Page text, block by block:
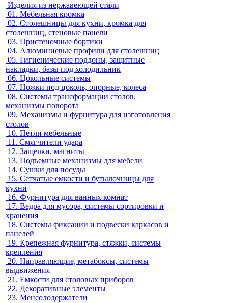
Изделия из нержавеющей стали
01. Мебельная кромка
02. Столешницы для кухни, кромка для
столешниц, стеновые панели
03. Пристеночные бортики
04. Алюминиевые профили для столешниц
05. Гигиенические поддоны, защитные
накладки, базы под холодильник
06. Цокольные системы
07. Ножки под цоколь, опорные, колеса
08. Системы трансформации столов,
механизмы поворота
09. Механизмы и фурнитура для изготовления
столов
10. Петли мебельные
11. Смягчители удара
12. Защелки, магниты
13. Подъемные механизмы для мебели
14. Сушки для посуды
15. Сетчатые емкости и бутылочницы для
кухни
16. Фурнитура для ванных комнат
17. Ведра для мусора, системы сортировки и
хранения
18. Системы фиксации и подвески каркасов и
панелей
19. Крепежная фурнитура, стяжки, системы
крепления
20. Направляющие, метабоксы, системы
выдвижения
21. Емкости для столовых приборов
22. Декоративные элементы
23. Менсолодержатели